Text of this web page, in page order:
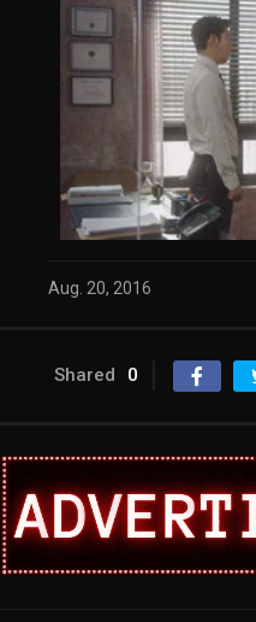
Aug. 20, 2016
Shared 0